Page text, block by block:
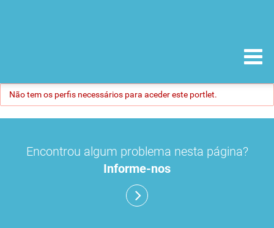
Não tem os perfis necessários para aceder este portlet.
Encontrou algum problema nesta página?
Informe-nos